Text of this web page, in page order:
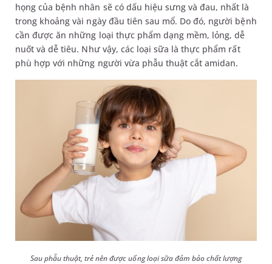
họng của bệnh nhân sẽ có dấu hiệu sưng và đau, nhất là
trong khoảng vài ngày đầu tiên sau mổ. Do đó, người bệnh
cần được ăn những loại thực phẩm dạng mềm, lỏng, dễ
nuốt và dễ tiêu. Như vậy, các loại sữa là thực phẩm rất
phù hợp với những người vừa phẫu thuật cắt amidan.
Sau phẫu thuật, trẻ nên được uống loại sữa đảm bảo chất lượng